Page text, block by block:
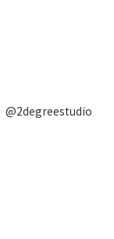
@2degreestudio